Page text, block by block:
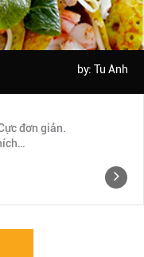
by: Tu Anh
đơn giản.